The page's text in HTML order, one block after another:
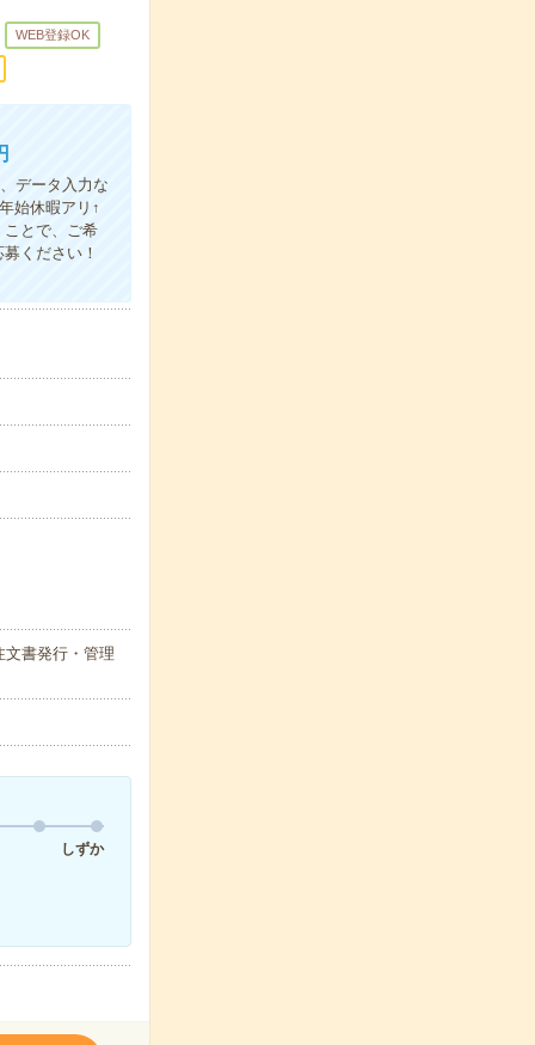
WEB登録OK
データ入力な
始休暇アリ↑
ことで、ご希
ください！
文書発行・管理
しずか